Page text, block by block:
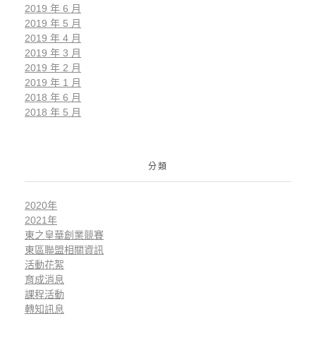
2019 年 6 月
2019 年 5 月
2019 年 4 月
2019 年 3 月
2019 年 2 月
2019 年 1 月
2018 年 6 月
2018 年 5 月
分類
2020年
2021年
東之皇華創業競賽
東區聯盟相關資訊
活動花絮
育成消息
課程活動
轉知訊息